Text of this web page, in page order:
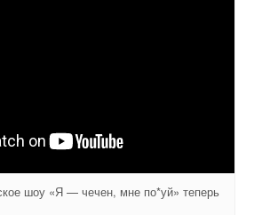
шоу «Я — чечен, мне по*уй» теперь